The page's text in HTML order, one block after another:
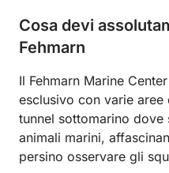
Cosa devi
Fehmarn
Il Fehmarn Marine
esclusivo con varie
tunnel sottomarino
animali marini,
persino osservare gli